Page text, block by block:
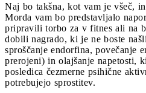
Naj bo takšna, kot vam je všeč,
Morda vam bo predstavljalo
pripravili torbo za v fitnes ali na
dobili nagrado, ki je ne boste
sproščanje endorfina, povečanje
prerojeni) in olajšanje napetosti,
posledica čezmerne psihične
potrebujejo sprostitev.